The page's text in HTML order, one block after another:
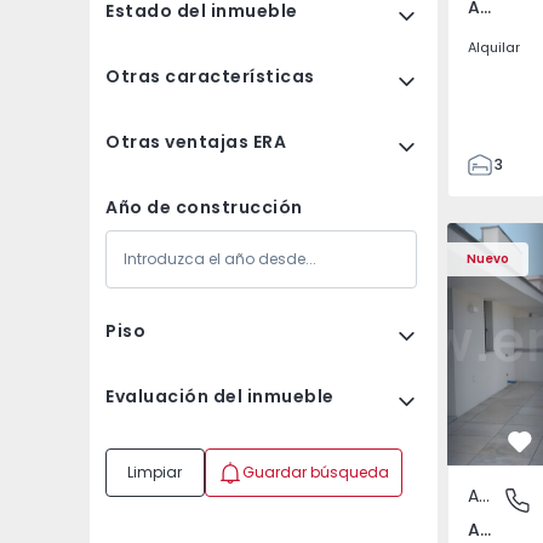
Estado del inmueble
Otras características
Otras ventajas ERA
Año de construcción
Piso
Evaluación del inmueble
Limpiar Guardar búsqueda
Av. Boavista, Porto
Alquilar
3
132
142
2
Nuevo
Apartamento T2
Av.
Apartamento
Av. Boavista, Porto